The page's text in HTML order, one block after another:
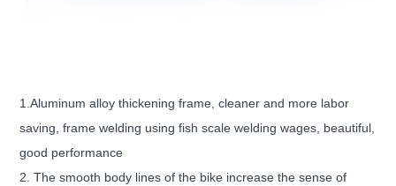
1.Aluminum alloy thickening frame, cleaner and more labor
saving, frame welding using fish scale welding wages, beautiful,
good performance
2. The smooth body lines of the bike increase the sense of